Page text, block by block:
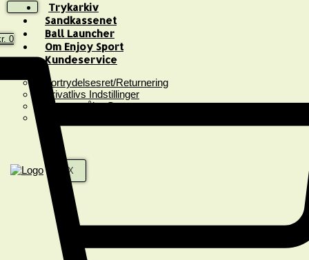
Trykarkiv
Sandkassenet
Ball Launcher
Om Enjoy Sport
Kundeservice
Fortrydelsesret/Returnering
Privatlivs Indstillinger
Spørgsmål & Svar
X
0